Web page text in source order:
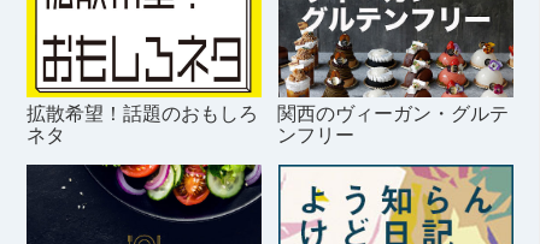
拡散希望！話題のおもしろ
ネタ
関西のヴィーガン・グルテ
ンフリー